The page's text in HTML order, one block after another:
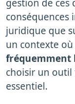
conséquences
juridique que
un contexte où
fréquemment
choisir un outil
essentiel.